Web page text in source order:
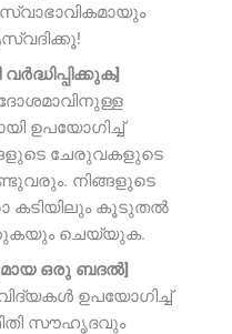
ഉപയോഗിച്ച്
ചേരുവകളുടെ
നിങ്ങളുടെ
കടിയിലും കൂടുതൽ
ചെയ്യുക.
ഒരു ബദൽ]
ഉപയോഗിച്ച്
സൗഹൃദവും